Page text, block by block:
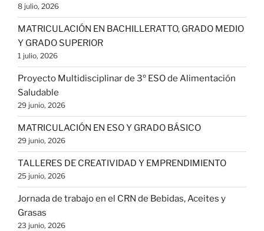
8 julio, 2026
MATRICULACIÓN EN BACHILLERATTO, GRADO MEDIO
Y GRADO SUPERIOR
1 julio, 2026
Proyecto Multidisciplinar de 3º ESO de Alimentación
Saludable
29 junio, 2026
MATRICULACIÓN EN ESO Y GRADO BÁSICO
29 junio, 2026
TALLERES DE CREATIVIDAD Y EMPRENDIMIENTO
25 junio, 2026
Jornada de trabajo en el CRN de Bebidas, Aceites y
Grasas
23 junio, 2026